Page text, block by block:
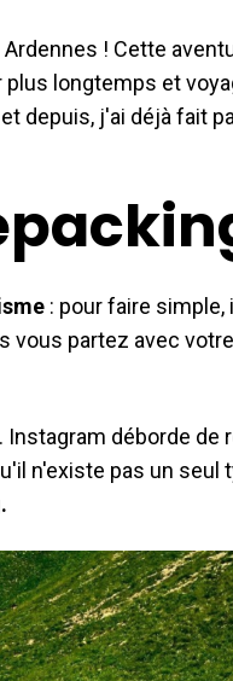
! Cette
longtemps et
depuis, j'ai déjà fait
: pour faire
vous partez avec
déborde de
n'existe pas un seul